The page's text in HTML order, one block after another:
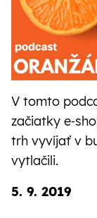
V tomto
začiatky
trh vyvíjať v
vytlačili.
5. 9. 2019